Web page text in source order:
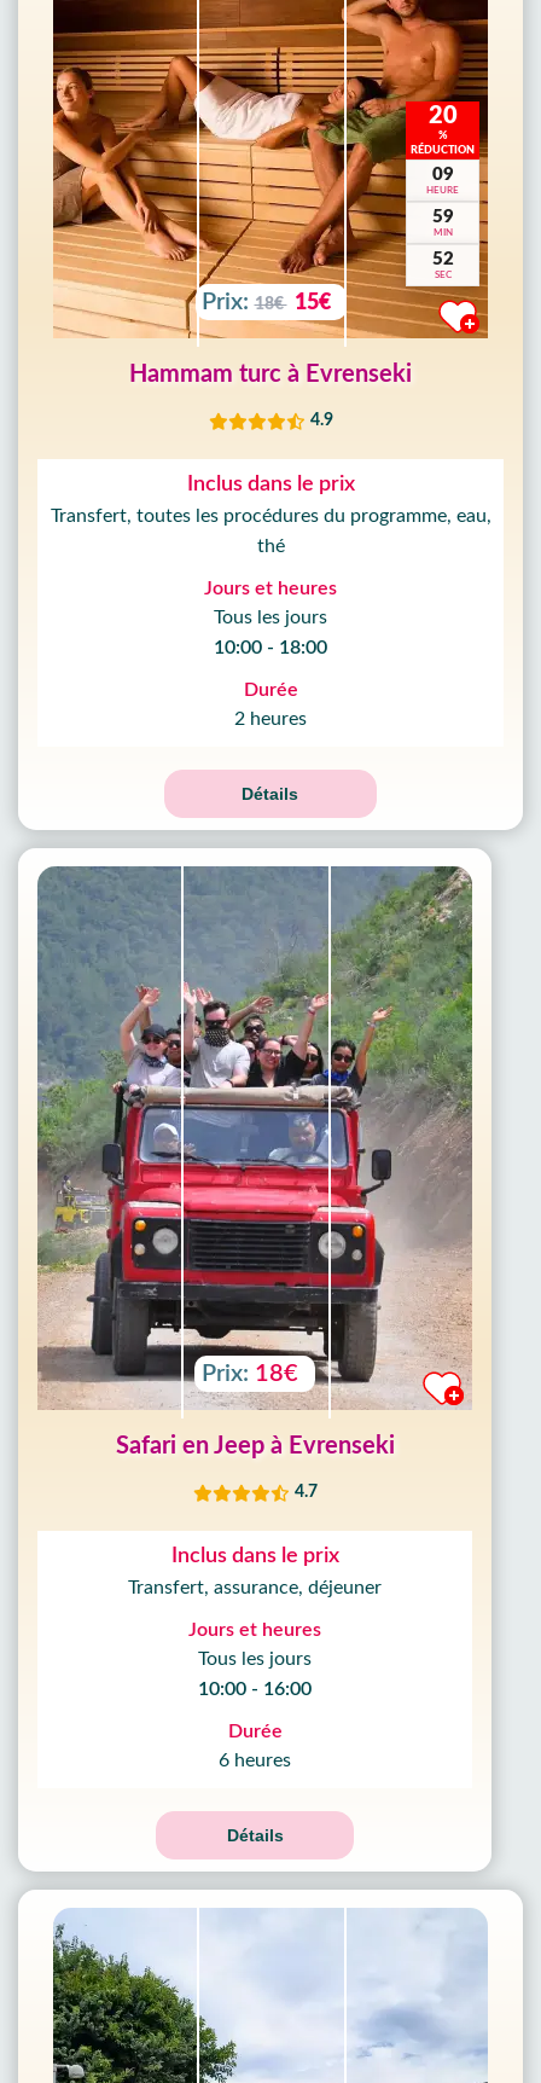
20
%
RÉDUCTION
09
HEURE
59
MIN
51
SEC
Prix: 18€ 15€
Hammam turc à Evrenseki
4.9
Inclus dans le prix
Transfert, toutes les procédures du programme, eau,
thé
Jours et heures
Tous les jours
10:00 - 18:00
Durée
2 heures
Détails
Prix: 18€
Safari en Jeep à Evrenseki
4.7
Inclus dans le prix
Transfert, assurance, déjeuner
Jours et heures
Tous les jours
10:00 - 16:00
Durée
6 heures
Détails